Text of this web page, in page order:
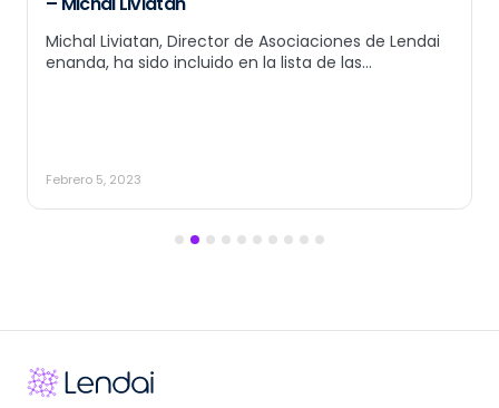
Michal Liviatan, Director de Asociaciones de Lendai
enanda, ha sido incluido en la lista de las...
Febrero 5, 2023
4 5 6 7 8 9 10